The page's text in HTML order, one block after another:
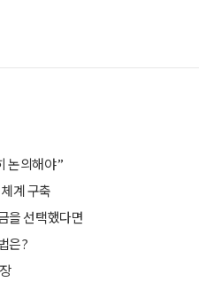
논의해야”
계 구축
을 선택했다면
은?